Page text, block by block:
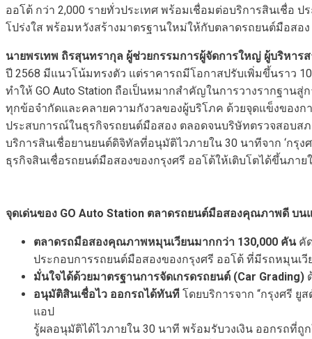
ออโต้ กว่า 2,000 รายทั่วประเทศ พร้อมเชื่อมต่อบริการสินเชื่อ
โปร่งใส พร้อมหวังสร้างมาตรฐานใหม่ให้กับตลาดรถยนต์มือส
นายพรเทพ ถิรสุนทรากุล ผู้ช่วยกรรมการผู้จัดการใหญ่ ผู้บริหา
ปี 2568 มีแนวโน้มทรงตัว แต่ราคารถมีโอกาสปรับเพิ่มขึ้นราว
ทำให้ GO Auto Station ถือเป็นหมากสำคัญในการวางรากฐาน
ทุกข้อจำกัดและคลายความกังวลของผู้บริโภค ด้วยจุดแข็งของ
ประสบการณ์ในธุรกิจรถยนต์มือสอง ตลอดจนบริษัทตรวจสอบสภ
บริการสินเชื่อยานยนต์ดิจิทัลที่อนุมัติไวภายใน 30 นาทีจาก ‘กรุง
ธุรกิจสินเชื่อรถยนต์มือสองของกรุงศรี ออโต้ให้เติบโตได้ขึ้นภาย
จุดเด่นของ GO Auto Station ตลาดรถยนต์มือสองคุณภาพดี บน
ตลาดรถมือสองคุณภาพหมุนเวียนมากกว่า 130,000 คัน คั
ประกอบการรถยนต์มือสองของกรุงศรี ออโต้ ที่มีรถหมุนเ
มั่นใจได้ด้วยมาตรฐานการจัดเกรดรถยนต์ (Car Grading)
อนุมัติสินเชื่อไว ออกรถได้ทันที โดยบริการจาก “กรุงศรี
แอป
รู้ผลอนุมัติได้ไวภายใน 30 นาที พร้อมรับวงเงิน ออกรถที่ถู